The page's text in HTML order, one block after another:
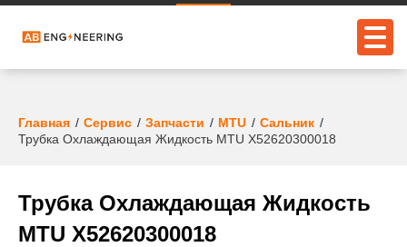
О компании
Сервис
Главная Сервис Запчасти MTU
Сальник
Трубка Охлаждающая Жидкость MTU X52620300018
Трубка Охлаждающая Жидкость
MTU X52620300018